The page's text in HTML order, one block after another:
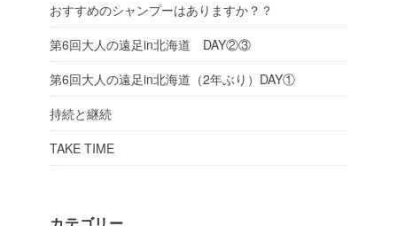
おすすめのシャンプーはありますか？？
第6回大人の遠足in北海道 DAY②③
第6回大人の遠足in北海道（2年ぶり）DAY①
持続と継続
TAKE TIME